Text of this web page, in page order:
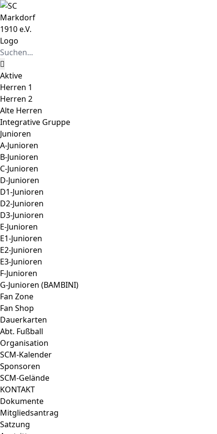
Zum
Inhalt
springen
Instagram
Facebook
Suche
nach:
Aktive
Herren 1
Herren 2
Alte Herren
Integrative Gruppe
Junioren
A-Junioren
B-Junioren
C-Junioren
D-Junioren
D1-Junioren
D2-Junioren
D3-Junioren
E-Junioren
E1-Junioren
E2-Junioren
E3-Junioren
F-Junioren
G-Junioren (BAMBINI)
Fan Zone
Fan Shop
Dauerkarten
Abt. Fußball
Organisation
SCM-Kalender
Sponsoren
SCM-Gelände
KONTAKT
Dokumente
Mitgliedsantrag
Satzung